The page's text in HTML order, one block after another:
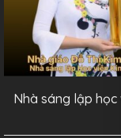
Nhà sáng lập học